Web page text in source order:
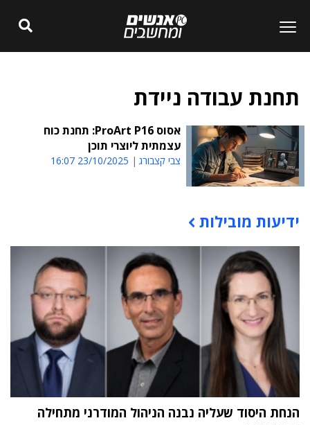
תחנת עבודה ניידת
אסוס ProArt P16: תחנת כוח
עצמתית ליוצרי תוכן
צבי קצבורג 23/10/2025 16:07
תוכן פרסומי
ידיעות מובילות
הנחת היסוד שעליה נבנה הניהול המודרני מתחילה